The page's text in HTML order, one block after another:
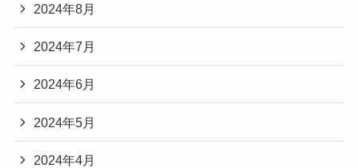
2024年8月
2024年7月
2024年6月
2024年5月
2024年4月